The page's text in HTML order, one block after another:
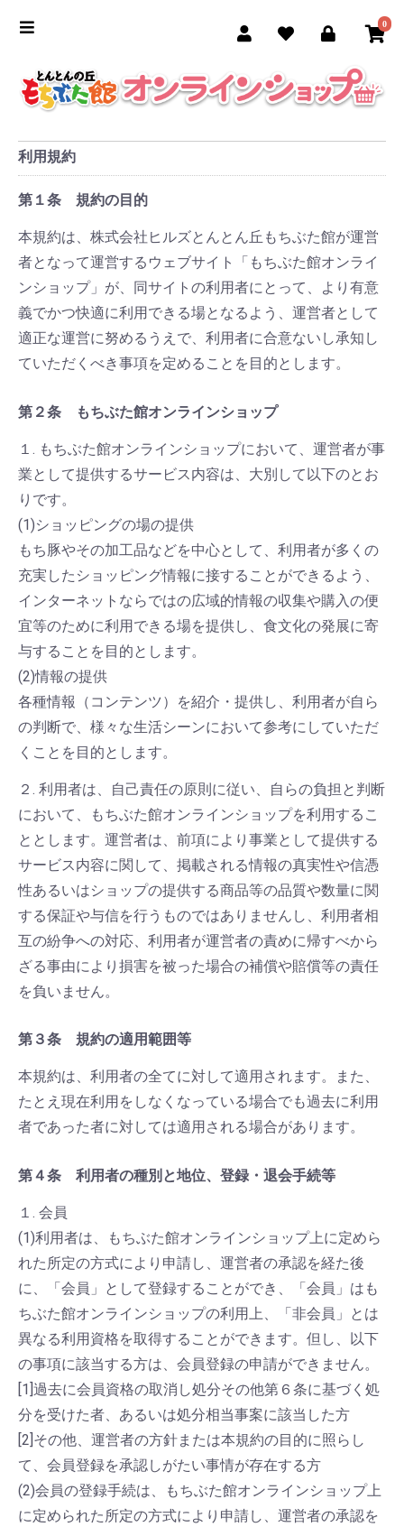
0
利用規約
第１条 規約の目的
本規約は、株式会社ヒルズとんとん丘もちぶた館が運営
者となって運営するウェブサイト「もちぶた館オンライ
ンショップ」が、同サイトの利用者にとって、より有意
義でかつ快適に利用できる場となるよう、運営者として
適正な運営に努めるうえで、利用者に合意ないし承知し
ていただくべき事項を定めることを目的とします。
第２条 もちぶた館オンラインショップ
１. もちぶた館オンラインショップにおいて、運営者が事
業として提供するサービス内容は、大別して以下のとお
りです。
(1)ショッピングの場の提供
もち豚やその加工品などを中心として、利用者が多くの
充実したショッピング情報に接することができるよう、
インターネットならではの広域的情報の収集や購入の便
宜等のために利用できる場を提供し、食文化の発展に寄
与することを目的とします。
(2)情報の提供
各種情報（コンテンツ）を紹介・提供し、利用者が自ら
の判断で、様々な生活シーンにおいて参考にしていただ
くことを目的とします。
２. 利用者は、自己責任の原則に従い、自らの負担と判断
において、もちぶた館オンラインショップを利用するこ
ととします。運営者は、前項により事業として提供する
サービス内容に関して、掲載される情報の真実性や信憑
性あるいはショップの提供する商品等の品質や数量に関
する保証や与信を行うものではありませんし、利用者相
互の紛争への対応、利用者が運営者の責めに帰すべから
ざる事由により損害を被った場合の補償や賠償等の責任
を負いません。
第３条 規約の適用範囲等
本規約は、利用者の全てに対して適用されます。また、
たとえ現在利用をしなくなっている場合でも過去に利用
者であった者に対しては適用される場合があります。
第４条 利用者の種別と地位、登録・退会手続等
１. 会員
(1)利用者は、もちぶた館オンラインショップ上に定めら
れた所定の方式により申請し、運営者の承認を経た後
に、「会員」として登録することができ、「会員」はも
ちぶた館オンラインショップの利用上、「非会員」とは
異なる利用資格を取得することができます。但し、以下
の事項に該当する方は、会員登録の申請ができません。
[1]過去に会員資格の取消し処分その他第６条に基づく処
分を受けた者、あるいは処分相当事案に該当した方
[2]その他、運営者の方針または本規約の目的に照らし
て、会員登録を承認しがたい事情が存在する方
(2)会員の登録手続は、もちぶた館オンラインショップ上
に定められた所定の方式により申請し、運営者の承認を